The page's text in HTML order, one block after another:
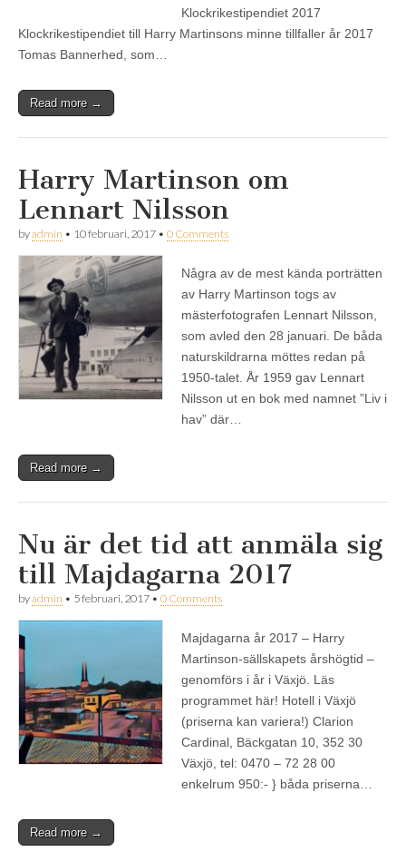
Klockrikestipendiet 2017
Klockrikestipendiet till Harry Martinsons minne tillfaller år 2017
Tomas Bannerhed, som…
Read more →
Harry Martinson om
Lennart Nilsson
byadmin • 10 februari, 2017 • 0 Comments
Några av de mest kända porträtten
av Harry Martinson togs av
mästerfotografen Lennart Nilsson,
som avled den 28 januari. De båda
naturskildrarna möttes redan på
1950-talet. År 1959 gav Lennart
Nilsson ut en bok med namnet ”Liv i
hav” där…
Read more →
Nu är det tid att anmäla sig
till Majdagarna 2017
byadmin • 5 februari, 2017 • 0 Comments
Majdagarna år 2017 – Harry
Martinson-sällskapets årshögtid –
genomförs i år i Växjö. Läs
programmet här! Hotell i Växjö
(priserna kan variera!) Clarion
Cardinal, Bäckgatan 10, 352 30
Växjö, tel: 0470 – 72 28 00
enkelrum 950:- } båda priserna…
Read more →